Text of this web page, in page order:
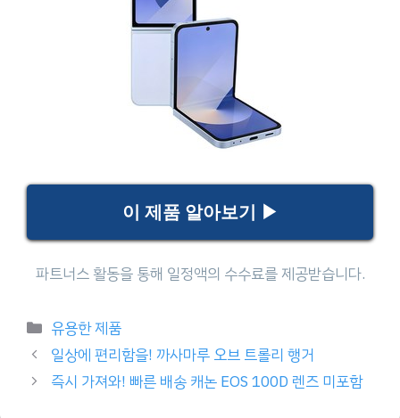
이 제품 알아보기 ▶
Categories
유용한 제품
일상에 편리함을! 까사마루 오브 트롤리 행거
즉시 가져와! 빠른 배송 캐논 EOS 100D 렌즈 미포함